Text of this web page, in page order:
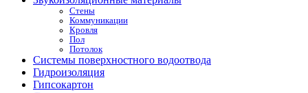
Стены
Коммуникации
Кровля
Пол
Потолок
Системы поверхностного водоотвода
Гидроизоляция
Гипсокартон